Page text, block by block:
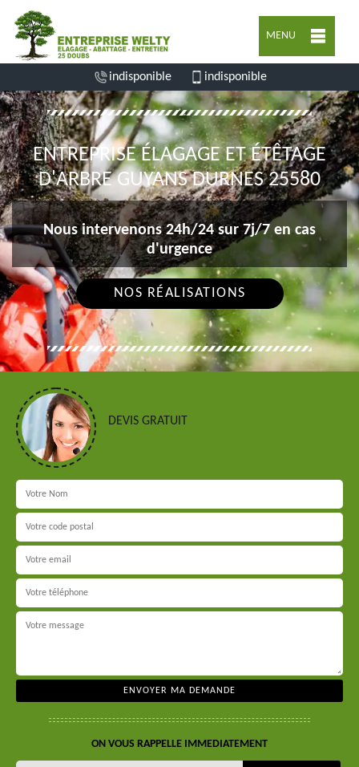
MENU
indisponible indisponible
ENTREPRISE ÉLAGAGE ET ÉTÊTAGE
D'ARBRE GUYANS DURNES 25580
Nous intervenons 24h/24 sur 7j/7 en cas
d'urgence
NOS RÉALISATIONS
DEVIS GRATUIT
ON VOUS RAPPELLE IMMEDIATEMENT